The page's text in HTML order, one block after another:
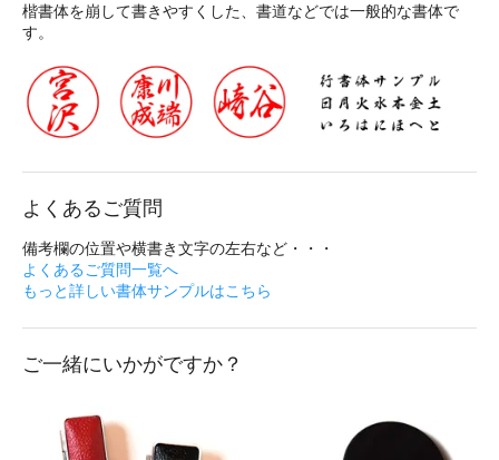
楷書体を崩して書きやすくした、書道などでは一般的な書体で
す。
よくあるご質問
備考欄の位置や横書き文字の左右など・・・
よくあるご質問一覧へ
もっと詳しい書体サンプルはこちら
ご一緒にいかがですか？